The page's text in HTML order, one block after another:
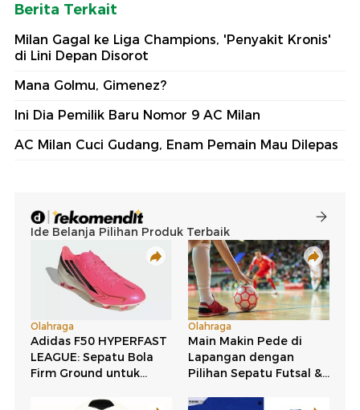
Berita Terkait
Milan Gagal ke Liga Champions, 'Penyakit Kronis'
di Lini Depan Disorot
Mana Golmu, Gimenez?
Ini Dia Pemilik Baru Nomor 9 AC Milan
AC Milan Cuci Gudang, Enam Pemain Mau Dilepas